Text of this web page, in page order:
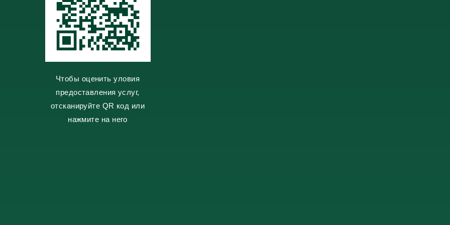
Чтобы оценить уловия
предоставления услуг,
отсканируйте QR код или
нажмите на него